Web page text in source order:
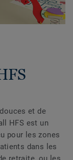
et de
HFS est un
pour les zones
dans les